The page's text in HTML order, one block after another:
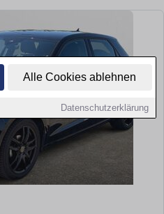
Alle Cookies ablehnen
Datenschutzerklärung